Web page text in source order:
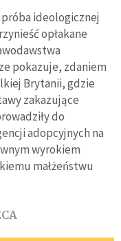
próba ideologicznej
opłakane
pokazuje, zdaniem
Brytanii, gdzie
zakazujące
do
adopcyjnych na
wyrokiem
małżeństwu